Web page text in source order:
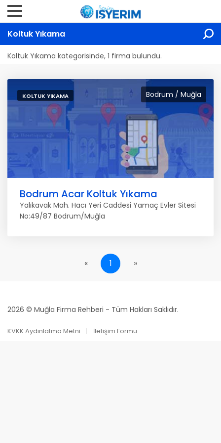
Koltuk Yıkama
Koltuk Yıkama kategorisinde, 1 firma bulundu.
Bodrum / Muğla
KOLTUK YIKAMA
Bodrum Acar Koltuk Yıkama
Yalıkavak Mah. Hacı Yeri Caddesi Yamaç Evler Sitesi
No:49/87 Bodrum/Muğla
« 1 »
2026 © Muğla Firma Rehberi - Tüm Hakları Saklıdır.
KVKK Aydınlatma Metni İletişim Formu